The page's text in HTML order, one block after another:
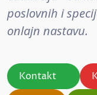
poslovnih i
onlajn nastavu.
Kontakt